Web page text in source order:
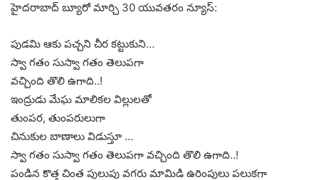
హైదరాబాద్ బ్యూరో మార్చి 30 యువతరం న్యూస్:
పుడమి ఆకు పచ్చని చీర కట్టుకుని…
స్వా గతం సుస్వా గతం తెలుపగా
వచ్చింది తొలి ఉగాది..!
ఇంద్రుడు మేఘ మాలికల విల్లులతో
తుంపర, తుంపరులుగా
చినుకుల బాణాలు విడుస్తూ …
స్వా గతం సుస్వా గతం తెలుపగా వచ్చింది తొలి ఉగాది..!
పండిన కొత్త చింత పులుపు వగరు మామిడి ఉరింపులు పలుకగా